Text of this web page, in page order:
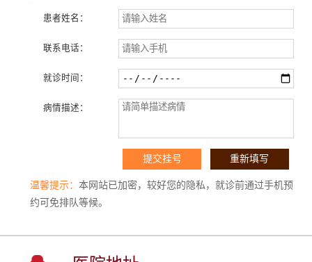
患者姓名：
联系电话：
就诊时间：
病情描述：
温馨提示：本网站已加密，较好您的隐私，就诊前通过手机预
约可免排队等候。